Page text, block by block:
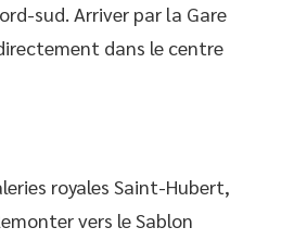
sud. Arriver par la Gare
dans le centre
royales Saint-Hubert,
vers le Sablon